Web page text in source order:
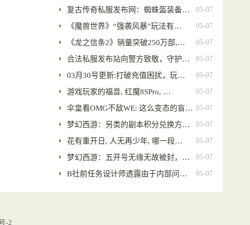
05-07
复古传奇私服发布网：蜘蛛盔装备…
05-07
《魔兽世界》“强袭风暴”玩法有…
05-07
《龙之信条2》销量突破250万部,…
05-07
合法私服发布站向警方致敬，守护…
05-07
03月30号更新:打破充值困扰，玩…
05-07
游戏玩家的福音, 红魔8SPro, …
05-07
伞皇看OMG不敌WE: 这么变态的盲…
05-07
梦幻西游：另类的副本积分兑换方…
05-07
花有重开日, 人无再少年, 哪一段…
05-07
梦幻西游：五开号无缘无故被封，…
05-07
B社前任务设计师透露由于内部问…
-2